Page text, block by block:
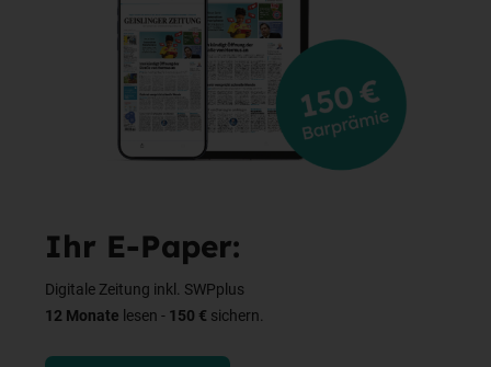
Ihr E-Paper:
Digitale Zeitung inkl. SWPplus
12 Monate lesen - 150 € sichern.